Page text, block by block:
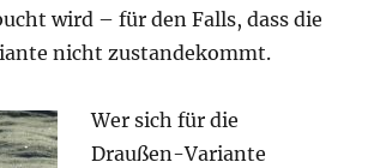
wird – für den Falls, dass die
nicht zustandekommt.
Wer sich für die
Draußen-Variante